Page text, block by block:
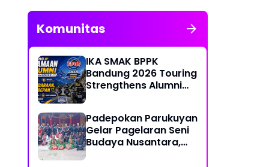
Komunitas
IKA SMAK BPPK
Bandung 2026 Touring
Strengthens Alumni
Care" Spirit
Padepokan Parukuyan
Gelar Pagelaran Seni
Budaya Nusantara,